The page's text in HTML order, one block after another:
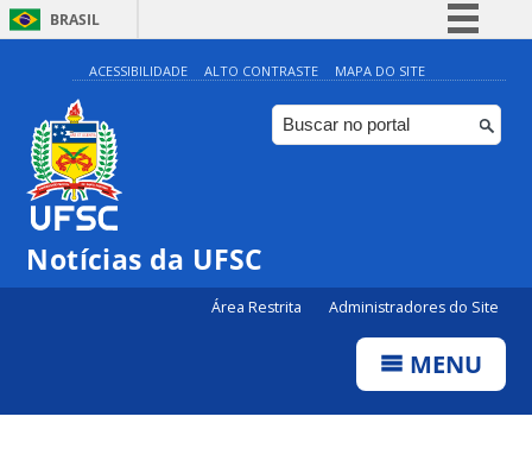
BRASIL
Simplifique!
Comunica BR
Participe
ACESSIBILIDADE ALTO CONTRASTE MAPA DO SITE
Notícias da UFSC
Área Restrita Administradores do Site
MENU